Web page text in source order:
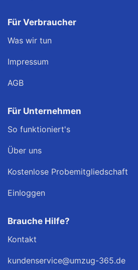
Für Verbraucher
Was wir tun
Impressum
AGB
Für Unternehmen
So funktioniert's
Über uns
Kostenlose Probemitgliedschaft
Einloggen
Brauche Hilfe?
Kontakt
kundenservice@umzug-365.de